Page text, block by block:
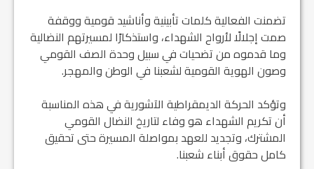
تضمنت الفعالية كلمات تأبينية وأناشيد قومية ووقفة
صمت إجلالًا لأرواح الشهداء، واستذكارًا لمسيرتهم النضالية
وما قدموه من تضحيات في سبيل وحدة الصف القومي
وصون الهوية القومية لشعبنا في الوطن والمهجر.
وتؤكد الحركة الديمقراطية الآشورية في هذه المناسبة
أن تكريم الشهداء هو وفاء لتاريخ النضال القومي
المشترك، وتجديد للعهد بمواصلة المسيرة حتى تحقيق
كامل حقوق أبناء شعبنا.